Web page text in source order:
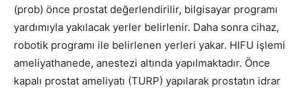
(prob) önce prostat değerlendirilir, bilgisayar programı
yardımıyla yakılacak yerler belirlenir. Daha sonra cihaz,
robotik programı ile belirlenen yerleri yakar. HIFU işlemi
ameliyathanede, anestezi altında yapılmaktadır. Önce
kapalı prostat ameliyatı (TURP) yapılarak prostatın idrar